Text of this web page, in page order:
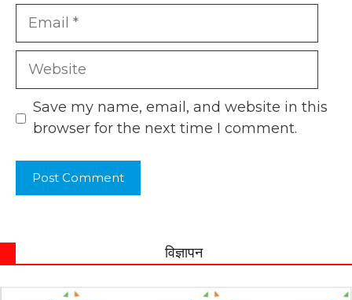
Email
Website
Save my name, email, and website in this
browser for the next time I comment.
विज्ञापन